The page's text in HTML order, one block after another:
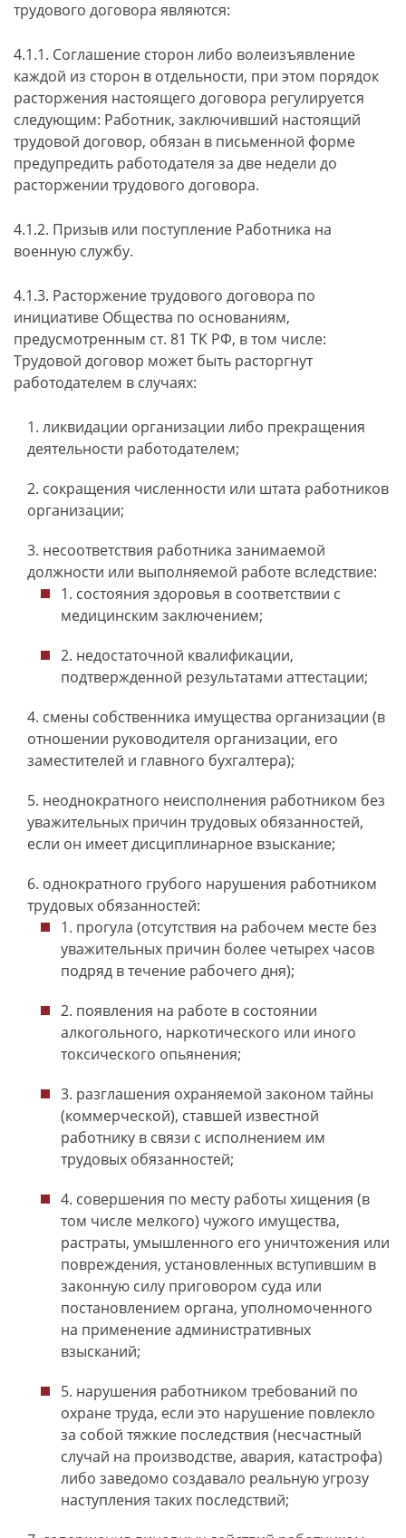
трудового договора являются:
4.1.1. Соглашение сторон либо волеизъявление
каждой из сторон в отдельности, при этом порядок
расторжения настоящего договора регулируется
следующим: Работник, заключивший настоящий
трудовой договор, обязан в письменной форме
предупредить работодателя за две недели до
расторжении трудового договора.
4.1.2. Призыв или поступление Работника на
военную службу.
4.1.3. Расторжение трудового договора по
инициативе Общества по основаниям,
предусмотренным ст. 81 ТК РФ, в том числе:
Трудовой договор может быть расторгнут
работодателем в случаях:
ликвидации организации либо прекращения
деятельности работодателем;
сокращения численности или штата работников
организации;
несоответствия работника занимаемой
должности или выполняемой работе вследствие:
состояния здоровья в соответствии с
медицинским заключением;
недостаточной квалификации,
подтвержденной результатами аттестации;
смены собственника имущества организации (в
отношении руководителя организации, его
заместителей и главного бухгалтера);
неоднократного неисполнения работником без
уважительных причин трудовых обязанностей,
если он имеет дисциплинарное взыскание;
однократного грубого нарушения работником
трудовых обязанностей:
прогула (отсутствия на рабочем месте без
уважительных причин более четырех часов
подряд в течение рабочего дня);
появления на работе в состоянии
алкогольного, наркотического или иного
токсического опьянения;
разглашения охраняемой законом тайны
(коммерческой), ставшей известной
работнику в связи с исполнением им
трудовых обязанностей;
совершения по месту работы хищения (в
том числе мелкого) чужого имущества,
растраты, умышленного его уничтожения или
повреждения, установленных вступившим в
законную силу приговором суда или
постановлением органа, уполномоченного
на применение административных
взысканий;
нарушения работником требований по
охране труда, если это нарушение повлекло
за собой тяжкие последствия (несчастный
случай на производстве, авария, катастрофа)
либо заведомо создавало реальную угрозу
наступления таких последствий;